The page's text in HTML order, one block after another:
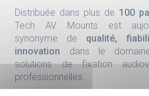
Distribuée dans plus de 100
Tech AV Mounts est
synonyme de qualité,
innovation dans le
solutions de fixation
professionnelles.